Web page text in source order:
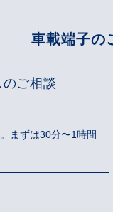
車載端子の
ご相談
まずは30分〜1時間